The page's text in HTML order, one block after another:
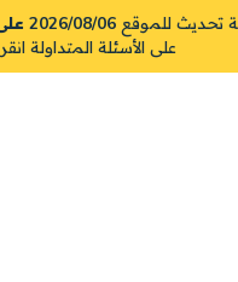
تحديث للموقع 2026/08/06 على الساعة 11:31
على الأسئلة المتداولة انقر